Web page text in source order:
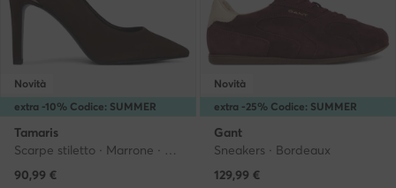
extra -10% Codice: SUMMER
Novità
Tamaris
Scarpe stiletto · Marrone · 9 cm
90,99 €
extra -25% Codice: SUMMER
Novità
Gant
Sneakers · Bordeaux
129,99 €